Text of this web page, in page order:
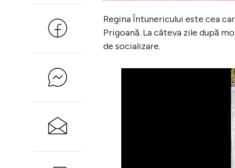
Regina Întunericului este cea
Prigoană. La câteva zile după
de socializare.